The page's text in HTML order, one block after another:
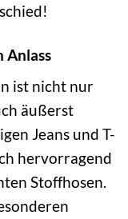
Anlass
ist nicht nur
äußerst
Jeans und T-
hervorragend
Stoffhosen.